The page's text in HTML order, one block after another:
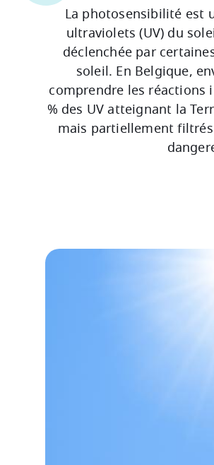
La photosensibilité est
ultraviolets (UV) du
déclenchée par
soleil. En Belgique,
comprendre les réactions
% des UV atteignant la
mais partiellement filtrés